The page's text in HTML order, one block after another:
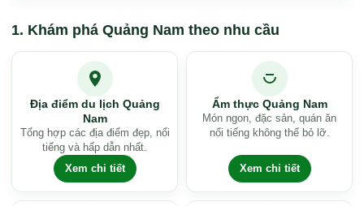
Khám phá Quảng Nam theo nhu cầu
Địa điểm du lịch Quảng
Nam
Tổng hợp các địa điểm đẹp, nổi
tiếng và hấp dẫn nhất.
Xem chi tiết
Ẩm thực Quảng Nam
Món ngon, đặc sản, quán ăn
nổi tiếng không thể bỏ lỡ.
Xem chi tiết